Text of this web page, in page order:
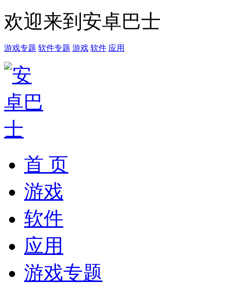
欢迎来到安卓巴士
游戏专题 软件专题 游戏 软件 应用
首 页
游戏
软件
应用
游戏专题